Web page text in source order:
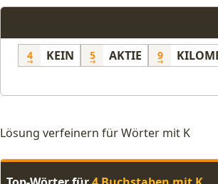
4 KEIN 5 AKTIE 9
Lösung verfeinern für Wörter mit K